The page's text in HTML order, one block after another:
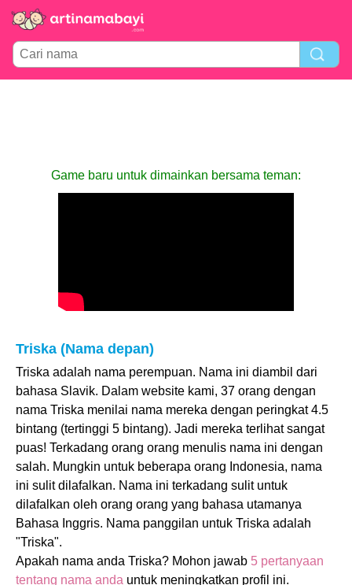
Game baru untuk dimainkan bersama teman:
Triska (Nama depan)
Triska adalah nama perempuan. Nama ini diambil dari
bahasa Slavik. Dalam website kami, 37 orang dengan
nama Triska menilai nama mereka dengan peringkat 4.5
bintang (tertinggi 5 bintang). Jadi mereka terlihat sangat
puas! Terkadang orang orang menulis nama ini dengan
salah. Mungkin untuk beberapa orang Indonesia, nama
ini sulit dilafalkan. Nama ini terkadang sulit untuk
dilafalkan oleh orang orang yang bahasa utamanya
Bahasa Inggris. Nama panggilan untuk Triska adalah
"Triska".
Apakah nama anda Triska? Mohon jawab 5 pertanyaan
tentang nama anda untuk meningkatkan profil ini.